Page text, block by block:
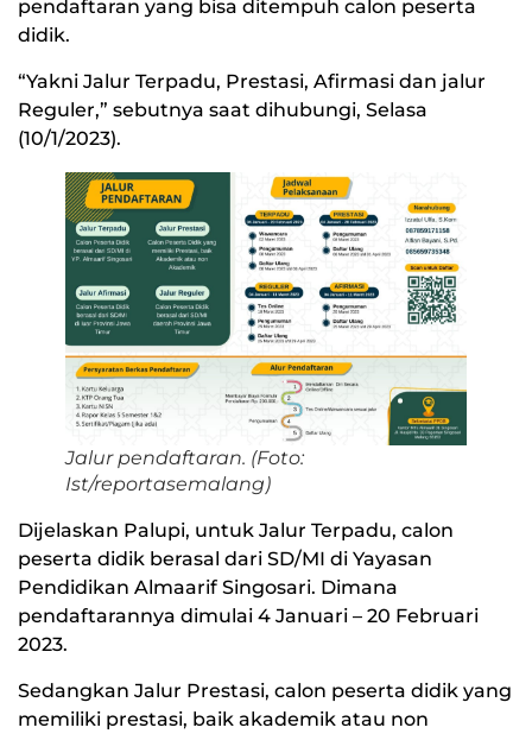
pendaftaran yang bisa ditempuh calon peserta
didik.
“Yakni Jalur Terpadu, Prestasi, Afirmasi dan jalur
Reguler,” sebutnya saat dihubungi, Selasa
(10/1/2023).
Jalur pendaftaran. (Foto:
Ist/reportasemalang)
Dijelaskan Palupi, untuk Jalur Terpadu, calon
peserta didik berasal dari SD/MI di Yayasan
Pendidikan Almaarif Singosari. Dimana
pendaftarannya dimulai 4 Januari – 20 Februari
2023.
Sedangkan Jalur Prestasi, calon peserta didik yang
memiliki prestasi, baik akademik atau non